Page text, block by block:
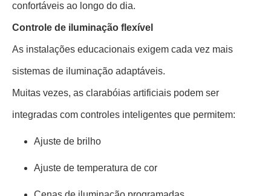
confortáveis ​​ao longo do dia.
Controle de iluminação flexível
As instalações educacionais exigem cada vez mais
sistemas de iluminação adaptáveis.
Muitas vezes, as clarabóias artificiais podem ser
integradas com controles inteligentes que permitem:
Ajuste de brilho
Ajuste de temperatura de cor